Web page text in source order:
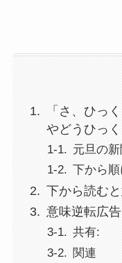
「さ、ひっ
やどうひっ
元旦の
下から
下から読む
意味逆転広
共有:
関連